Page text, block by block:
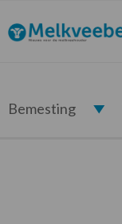
de
hoofdnavigatie
de
hoofd
de
eerste
de
voettekst
Melkveebedrijf.nl
Bemesting